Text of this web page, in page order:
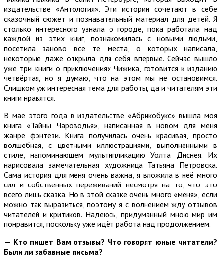
издательстве «Антология». Эти истории сочетают в себе
сказочный сюжет и познавательный материал для детей. Я
столько интересного узнала о городе, пока работала над
каждой из этих книг, познакомилась с новыми людьми,
посетила заново все те места, о которых написала,
некоторые даже открыла для себя впервые. Сейчас вышло
уже три книги о приключениях Чижика, готовится к изданию
четвёртая, но я думаю, что на этом мы не остановимся.
Слишком уж интересная тема для работы, да и читателям эти
книги нравятся.
В мае этого года в издательстве «Абрикобукс» вышла моя
книга «Тайны Чароводья», написанная в новом для меня
жанре фэнтези. Книга получилась очень красивая, просто
волшебная, с цветными иллюстрациями, выполненными в
стиле, напоминающем мультипликацию Уолта Диснея. Их
нарисовала замечательная художница Татьяна Петровска.
Сама история для меня очень важна, я вложила в неё много
сил и собственных переживаний несмотря на то, что это
всего лишь сказка. Но в этой сказке очень много «меня», если
можно так выразиться, поэтому я с волнением жду отзывов
читателей и критиков. Надеюсь, придуманный мною мир им
понравится, поскольку уже идёт работа над продолжением.
— Кто пишет Вам отзывы? Что говорят юные читатели?
Были ли забавные письма?